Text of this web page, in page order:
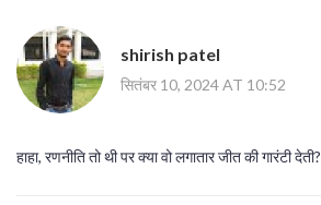
shirish patel
सितंबर 10, 2024 AT 10:52
हाहा, रणनीति तो थी पर क्या वो लगातार जीत की गारंटी देती?